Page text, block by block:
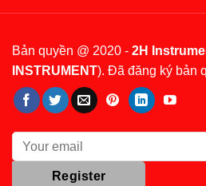
Bản quyền @ 2020 - 2H
INSTRUMENT). Đã đăng ký bản